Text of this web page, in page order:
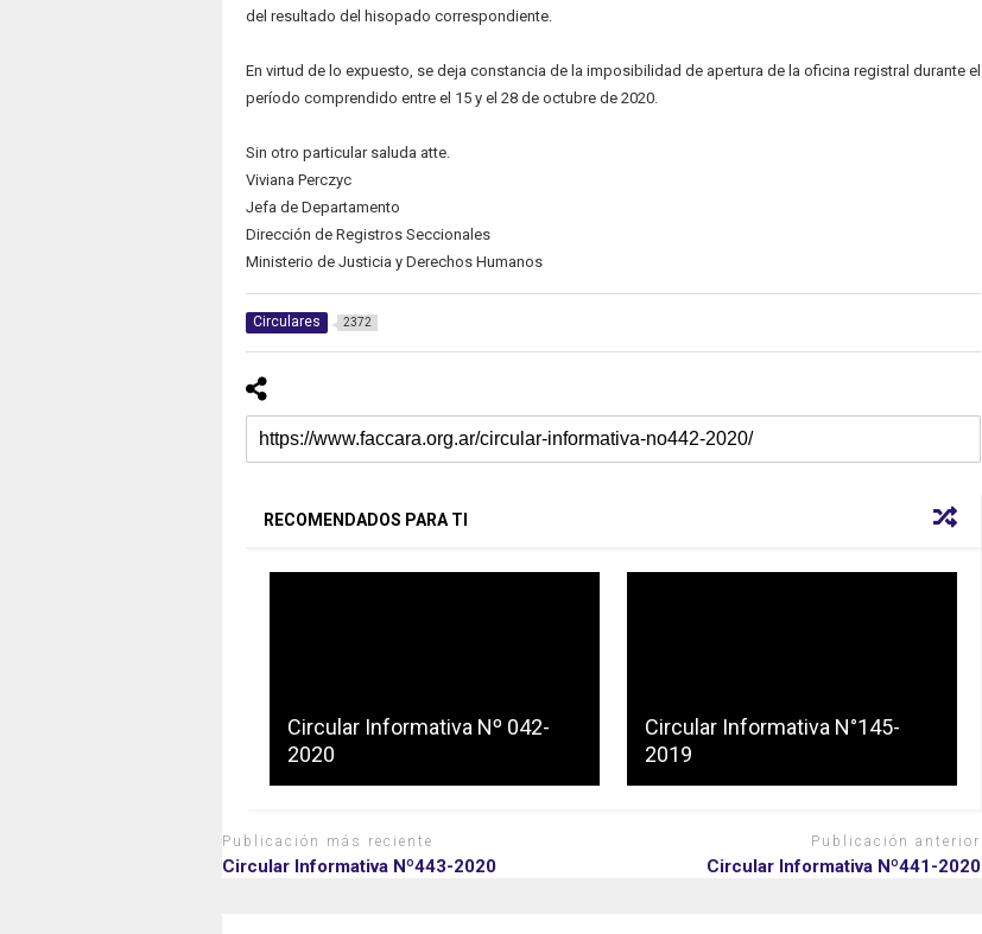
del resultado del hisopado correspondiente.
En virtud de lo expuesto, se deja constancia de la imposibilidad de apertura de la oficina registral durante el
período comprendido entre el 15 y el 28 de octubre de 2020.
Sin otro particular saluda atte.
Viviana Perczyc
Jefa de Departamento
Dirección de Registros Seccionales
Ministerio de Justicia y Derechos Humanos
Circulares 2372
RECOMENDADOS PARA TI
Circular Informativa Nº 042-
2020
Circular Informativa N°145-
2019
Publicación más reciente
Circular Informativa Nº443-2020
Publicación anterior
Circular Informativa Nº441-2020